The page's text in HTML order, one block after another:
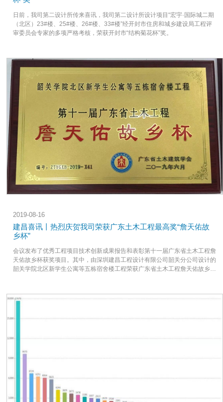
日前，我司第二设计所传来喜讯，我司第二设计所设计项目“宏宇·国际城二期
（北区）23#楼、25#楼、26#楼、33#楼”经开封市住房和城乡建设局工程评
审委员会专家的多项严格考核，荣获开封市“结构菊花杯”奖。
2019-08-16
建昌喜讯丨热烈庆贺我司荣获广东土木工程最高奖“詹天佑故
乡杯”
会议发布了优秀工程项目技术创新成果报告和表彰第十一届广东省土木工程詹
天佑故乡杯获奖项目。其中，由深圳建昌工程设计有限公司韶关分公司设计的
韶关学院北区新学生公寓等五栋宿舍楼工程荣获广东省土木工程詹天佑故乡杯